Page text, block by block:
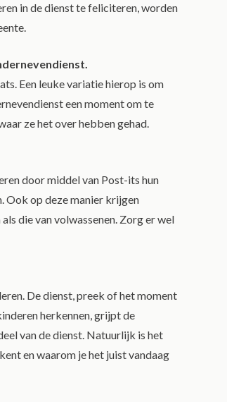
in de dienst te feliciteren, worden
Een leuke variatie hierop is om
een moment om te
ze het over hebben gehad.
door middel van Post-its hun
Ook op deze manier krijgen
die van volwassenen. Zorg er wel
De dienst, preek of het moment
herkennen, grijpt de
van de dienst. Natuurlijk is het
en waarom je het juist vandaag